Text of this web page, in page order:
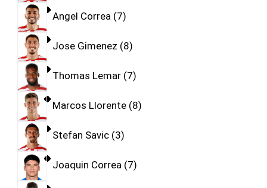
Angel Correa 7
Jose Gimenez 8
Thomas Lemar 7
Marcos Llorente 8
Stefan Savic 3
Joaquin Correa 7